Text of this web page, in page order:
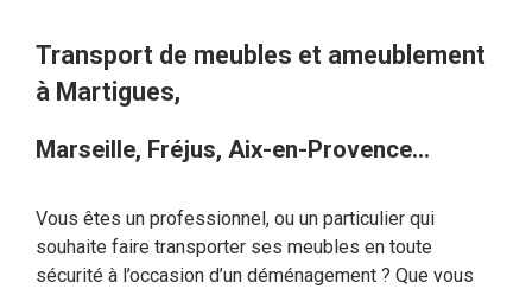
Transport de meubles et ameublement
à Martigues,
Marseille, Fréjus, Aix-en-Provence...
Vous êtes un professionnel, ou un particulier qui
souhaite faire transporter ses meubles en toute
sécurité à l’occasion d’un déménagement ? Que vous